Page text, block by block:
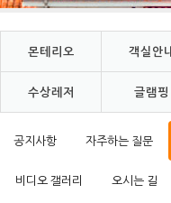
몬테리오 객실안
수상레저 글램핑
공지사항 자주하는 질문
비디오 갤러리 오시는 길